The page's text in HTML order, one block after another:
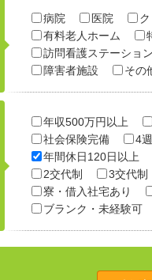
病院 医院
有料老人ホーム
訪問看護ステーション
障害者施設
その
年収500万円以上
社会保険完備
4
年間休日120日以上
2交代制
3交代制
寮・借入社宅あり
ブランク・未経験可